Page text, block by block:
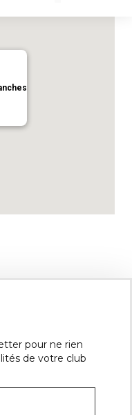
pour ne rien
de votre club